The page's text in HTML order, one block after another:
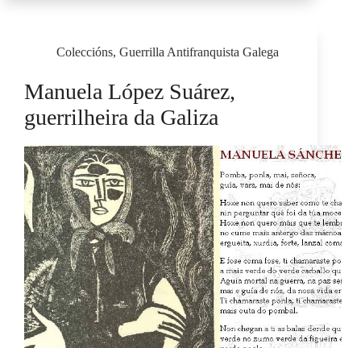
Coleccións, Guerrilla Antifranquista Galega
Manuela López Suárez,
guerrilheira da Galiza